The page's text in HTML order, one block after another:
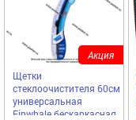
Щетки
стеклоочистителя 60см
универсальная
Finwhale бескаркасная
Акция